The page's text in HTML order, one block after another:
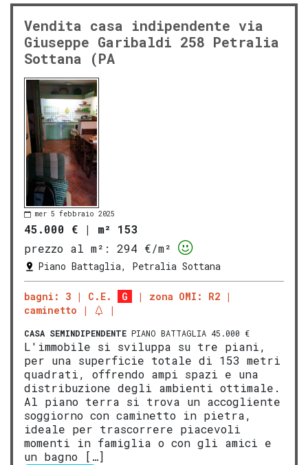
Vendita casa indipendente via
Giuseppe Garibaldi 258 Petralia
Sottana (PA
mer 5 febbraio 2025
45.000 € | m² 153
prezzo al m²:
294 €/m²
Piano Battaglia, Petralia Sottana
bagni: 3 C.E. G
zona OMI: R2
caminetto
CASA SEMINDIPENDENTE PIANO BATTAGLIA 45.000 €
L'immobile si sviluppa su tre piani,
per una superficie totale di 153 metri
quadrati, offrendo ampi spazi e una
distribuzione degli ambienti ottimale.
Al piano terra si trova un accogliente
soggiorno con caminetto in pietra,
ideale per trascorrere piacevoli
momenti in famiglia o con gli amici e
un bagno […]